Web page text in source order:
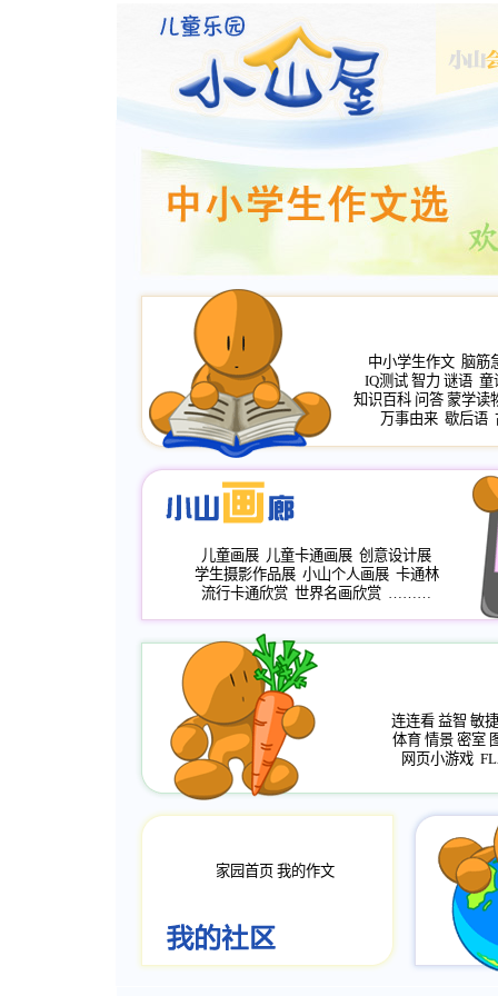
中小学生作文 脑筋
IQ测试 智力 谜语 童
知识百科 问答 蒙学读
万事由来 歇后语
儿童画展 儿童卡通画展 创意设计展
学生摄影作品展 小山个人画展 卡通林
流行卡通欣赏 世界名画欣赏 ………
连连看 益智 敏捷
体育 情景 密室
网页小游戏
家园首页 我的作文